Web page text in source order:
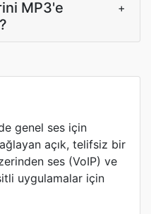
MP3'e
+
genel ses için
açık, telifsiz bir
ses (VoIP) ve
uygulamalar için